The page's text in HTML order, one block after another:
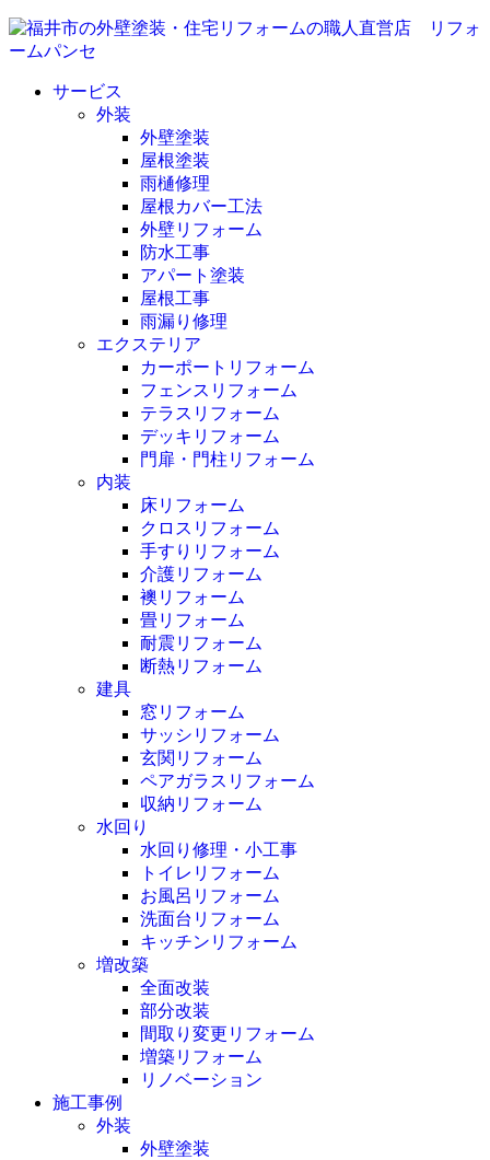
サービス
外装
外壁塗装
屋根塗装
雨樋修理
屋根カバー工法
外壁リフォーム
防水工事
アパート塗装
屋根工事
雨漏り修理
エクステリア
カーポートリフォーム
フェンスリフォーム
テラスリフォーム
デッキリフォーム
門扉・門柱リフォーム
内装
床リフォーム
クロスリフォーム
手すりリフォーム
介護リフォーム
襖リフォーム
畳リフォーム
耐震リフォーム
断熱リフォーム
建具
窓リフォーム
サッシリフォーム
玄関リフォーム
ペアガラスリフォーム
収納リフォーム
水回り
水回り修理・小工事
トイレリフォーム
お風呂リフォーム
洗面台リフォーム
キッチンリフォーム
増改築
全面改装
部分改装
間取り変更リフォーム
増築リフォーム
リノベーション
施工事例
外装
外壁塗装